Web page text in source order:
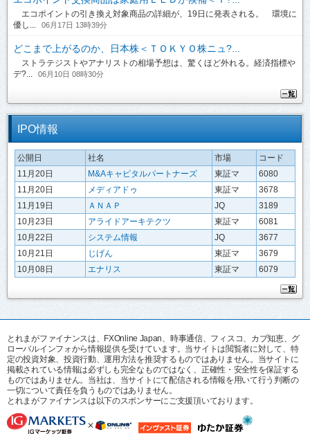
エコポイントの引き換え対象商品の詳細が、19日に発表される。 環境に
優し...
06月17日 13時39分
どこまで上がるのか、日本株＜ＴＯＫＹＯ株ニュ?...
ストラテジストやアナリストの相場予想は、驚くほど外れる。経済指標や
デ?...
06月10日 08時30分
IPO情報
公開日 社名 市場
コード
11月20日
M&Aキャピタルパートナーズ 東証マ
6080
11月20日
メディアドゥ 東証マ
3678
11月19日
ＡＮＡＰ JQ
3189
10月23日
アライドアーキテクツ 東証マ
6081
10月22日
システム情報 JQ
3677
10月21日
じげん 東証マ
3679
10月08日
エナリス 東証マ 6079
とれまがファイナンスは、FXOnline Japan、時事通信、フィスコ、カブ知恵、グ
ローバルインフォから情報提供を受けています。当サイトは閲覧者に対して、特
定の投資対象、投資行動、運用方法を推奨するものではありません。当サイトに
掲載されている情報は必ずしも完全なものではなく、正確性・安全性を保証する
ものではありません。当社は、当サイトにて配信される情報を用いて行う判断の
一切について責任を負うものではありません。
とれまがファイナンスは以下のスポンサーにご支援頂いております。